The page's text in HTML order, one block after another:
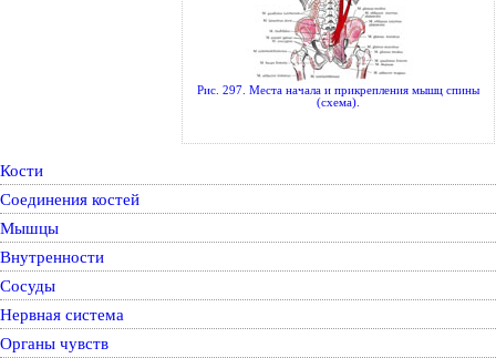
Рис. 297. Места начала и прикрепления мышц спины
(схема).
Кости
Соединения костей
Мышцы
Внутренности
Сосуды
Нервная система
Органы чувств